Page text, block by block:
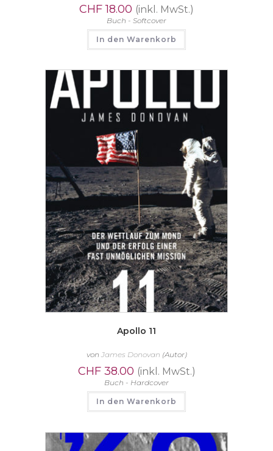
CHF18.00 (inkl. MwSt.)
Buch - Softcover
In den Warenkorb
Apollo 11
von James Donovan (Autor)
CHF38.00 (inkl. MwSt.)
Buch - Hardcover
In den Warenkorb